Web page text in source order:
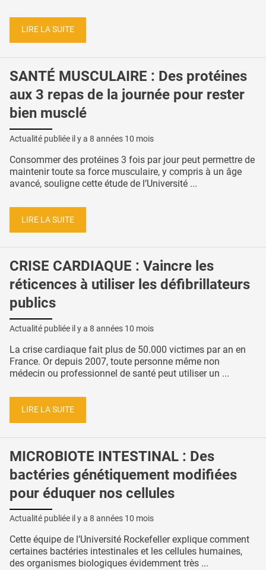
LIRE LA SUITE
SANTÉ MUSCULAIRE : Des protéines
aux 3 repas de la journée pour rester
bien musclé
Actualité publiée il y a 8 années 10 mois
Consommer des protéines 3 fois par jour peut permettre de
maintenir toute sa force musculaire, y compris à un âge
avancé, souligne cette étude de l’Université ...
LIRE LA SUITE
CRISE CARDIAQUE : Vaincre les
réticences à utiliser les défibrillateurs
publics
Actualité publiée il y a 8 années 10 mois
La crise cardiaque fait plus de 50.000 victimes par an en
France. Or depuis 2007, toute personne même non
médecin ou professionnel de santé peut utiliser un ...
LIRE LA SUITE
MICROBIOTE INTESTINAL : Des
bactéries génétiquement modifiées
pour éduquer nos cellules
Actualité publiée il y a 8 années 10 mois
Cette équipe de l’Université Rockefeller explique comment
certaines bactéries intestinales et les cellules humaines,
des organismes biologiques évidemment très ...